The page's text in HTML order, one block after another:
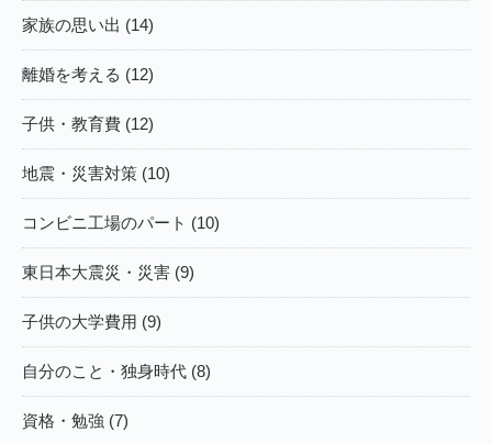
家族の思い出 (14)
離婚を考える (12)
子供・教育費 (12)
地震・災害対策 (10)
コンビニ工場のパート (10)
東日本大震災・災害 (9)
子供の大学費用 (9)
自分のこと・独身時代 (8)
資格・勉強 (7)